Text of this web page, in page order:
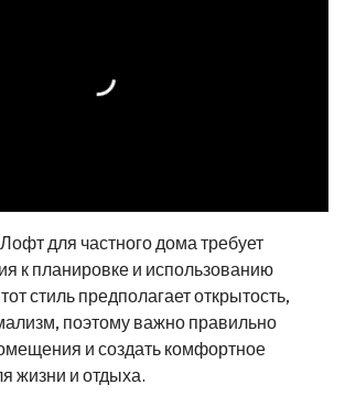
для частного дома требует
к планировке и использованию
стиль предполагает открытость,
поэтому важно правильно
и создать комфортное
жизни и отдыха.